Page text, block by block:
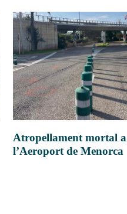
Atropellament mortal a
l’Aeroport de Menorca